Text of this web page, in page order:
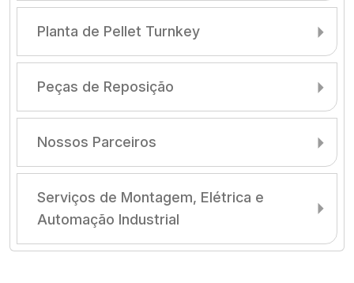
Planta de Pellet Turnkey
Peças de Reposição
Nossos Parceiros
Serviços de Montagem, Elétrica e
Automação Industrial